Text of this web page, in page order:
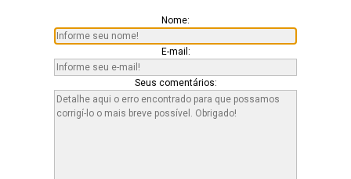
Nome:
E-mail:
Seus comentários: